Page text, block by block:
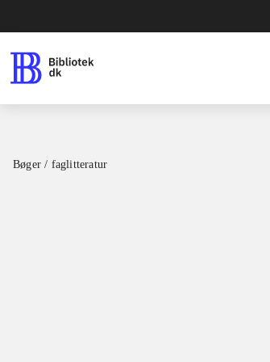
Bøger / faglitteratur